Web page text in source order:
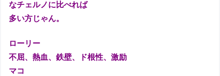
なチェルノに比べれば
多い方じゃん。
ローリー
不屈、熱血、鉄壁、ド根性、激励
マコ